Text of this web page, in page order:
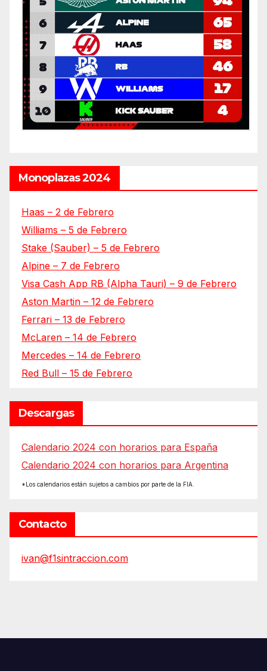
Monoplazas 2024
Haas – 2 de Febrero
Williams – 5 de Febrero
Stake (Sauber) – 5 de Febrero
Alpine – 7 de Febrero
Visa Cash App RB (Alpha Tauri) – 9 de Febrero
Aston Martin – 12 de Febrero
Ferrari – 13 de Febrero
McLaren – 14 de Febrero
Mercedes – 14 de Febrero
Red Bull – 15 de Febrero
Descargas
Calendario 2024 con horarios para España
Calendario 2024 con horarios para Argentina
*Los calendarios están sujetos a cambios por parte de la FIA.
Contacto
ivan@f1sintraccion.com